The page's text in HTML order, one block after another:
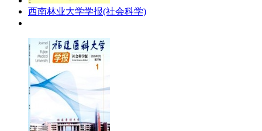
西南林业大学学报(社会科学)